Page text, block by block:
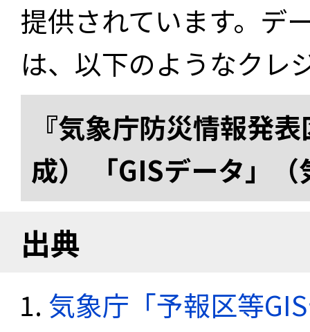
提供されています。デ
は、以下のようなクレ
『気象庁防災情報発
成） 「GISデータ」
出典
気象庁「予報区等